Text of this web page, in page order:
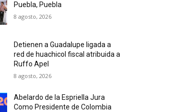
Puebla, Puebla
8 agosto, 2026
Detienen a Guadalupe ligada a
red de huachicol fiscal atribuida a
Ruffo Apel
8 agosto, 2026
Abelardo de la Espriella Jura
Como Presidente de Colombia